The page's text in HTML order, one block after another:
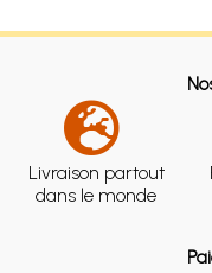
Livraison partout
dans le monde